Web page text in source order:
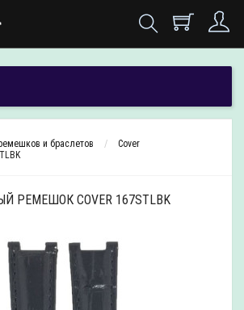
и браслетов
Cover
РЕМЕШОК COVER 167STLBK